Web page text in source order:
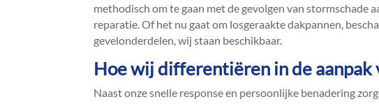
methodisch om te gaan met de gevolgen van stormschade
reparatie.​ Of het nu gaat om losgeraakte dakpannen,
gevelonderdelen, wij staan beschikbaar.​
Hoe wij differentiëren in de aanpak
Naast onze snelle response en persoonlijke benadering